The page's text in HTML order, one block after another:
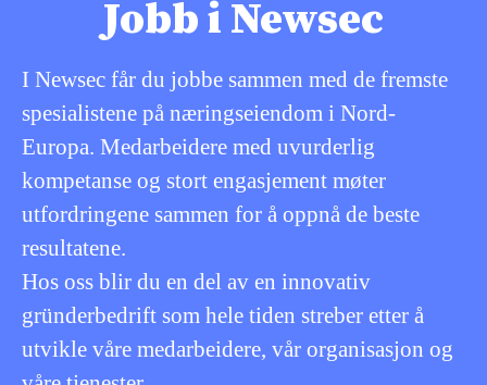
Jobb i Newsec
I Newsec får du jobbe sammen med de fremste
spesialistene på næringseiendom i Nord-
Europa. Medarbeidere med uvurderlig
kompetanse og stort engasjement møter
utfordringene sammen for å oppnå de beste
resultatene.
Hos oss blir du en del av en innovativ
gründerbedrift som hele tiden streber etter å
utvikle våre medarbeidere, vår organisasjon og